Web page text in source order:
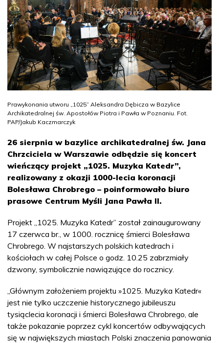
Prawykonania utworu „1025” Aleksandra Dębicza w Bazylice
Archikatedralnej św. Apostołów Piotra i Pawła w Poznaniu. Fot.
PAP/Jakub Kaczmarczyk
26 sierpnia w bazylice archikatedralnej św. Jana
Chrzciciela w Warszawie odbędzie się koncert
wieńczący projekt „1025. Muzyka Katedr”,
realizowany z okazji 1000-lecia koronacji
Bolesława Chrobrego – poinformowało biuro
prasowe Centrum Myśli Jana Pawła II.
Projekt „1025. Muzyka Katedr” został zainaugurowany
17 czerwca br., w 1000. rocznicę śmierci Bolesława
Chrobrego. W najstarszych polskich katedrach i
kościołach w całej Polsce o godz. 10.25 zabrzmiały
dzwony, symbolicznie nawiązujące do rocznicy.
„Głównym założeniem projektu »1025. Muzyka Katedr«
jest nie tylko uczczenie historycznego jubileuszu
tysiąclecia koronacji i śmierci Bolesława Chrobrego, ale
także pokazanie poprzez cykl koncertów odbywających
się w największych miastach Polski znaczenia panowania